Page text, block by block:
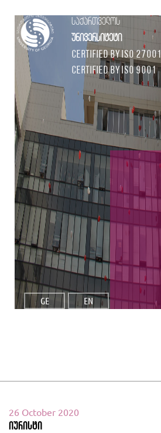
საქართველოს
უნივერსიტეტი
Certified by ISO 27001
Certified by ISO 9001
GE EN
26 October 2020
იურისტი